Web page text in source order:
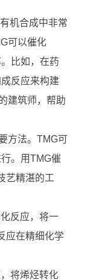
机合成中非常
可以催化
比如，在药
反应来构建
建筑师，帮助
方法。TMG可
。用TMG催
艺精湛的工
反应，将一
应在精细化学
将烯烃转化